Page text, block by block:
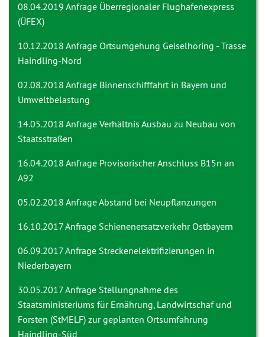
08.04.2019 Anfrage Überregionaler Flughafenexpress
(ÜFEX)
10.12.2018 Anfrage Ortsumgehung Geiselhöring - Trasse
Haindling-Nord
02.08.2018 Anfrage Binnenschifffahrt in Bayern und
Umweltbelastung
14.05.2018 Anfrage Verhältnis Ausbau zu Neubau von
Staatsstraßen
16.04.2018 Anfrage Provisorischer Anschluss B15n an
A92
05.02.2018 AnfrageAbstand bei Neupflanzungen
16.10.2017 Anfrage Schienenersatzverkehr Ostbayern
06.09.2017 Anfrage Streckenelektrifizierungen in
Niederbayern
30.05.2017 Anfrage Stellungnahme des
Staatsministeriums für Ernährung, Landwirtschaf und
Forsten (StMELF) zur geplanten Ortsumfahrung
Haindling-Süd